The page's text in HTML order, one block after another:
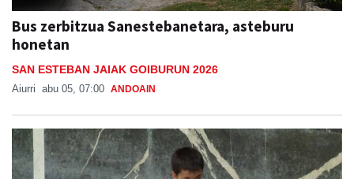
Bus zerbitzua Sanestebanetara, asteburu
honetan
SAN ESTEBAN JAIAK GOIBURUN 2026
Aiurri abu 05, 07:00 ANDOAIN